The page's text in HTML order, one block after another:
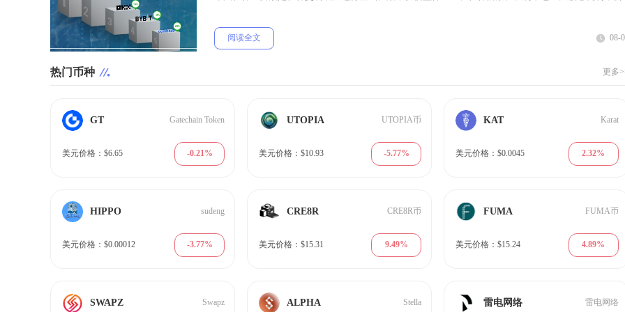
阅读全文 08-
热门币种 更多
GT Gatechain Token
美元价格：$6.65 -0.21%
UTOPIA UTOPIA币
美元价格：$10.93 -5.77%
KAT Karat
美元价格：$0.0045 2.32%
HIPPO sudeng
美元价格：$0.00012 -3.77%
CRE8R CRE8R币
美元价格：$15.31 9.49%
FUMA FUMA币
美元价格：$15.24 4.89%
SWAPZ Swapz ALPHA Stella 雷电网络 雷电网络